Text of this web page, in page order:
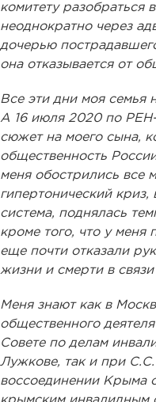
комитету разобраться
неоднократно через
дочерью
она отказывается от
Все эти дни моя семья
А 16 июля 2020 по
сюжет на моего сына,
общественность
меня обострились все
гипертонический
система, поднялась
кроме того, что у меня
еще почти отказали
жизни и смерти в
Меня знают как в
общественного
Совете по делам
Лужкове, так и при
воссоединении Крыма